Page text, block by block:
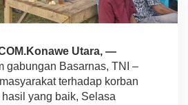
Utara, —
gabungan Basarnas, TNI –
terhadap korban
yang baik, Selasa